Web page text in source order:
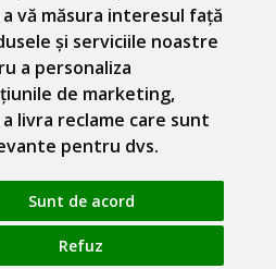
vă măsura interesul față
și serviciile noastre
a personaliza
de marketing,
livra reclame care sunt
pentru dvs.
Sunt de acord
Refuz